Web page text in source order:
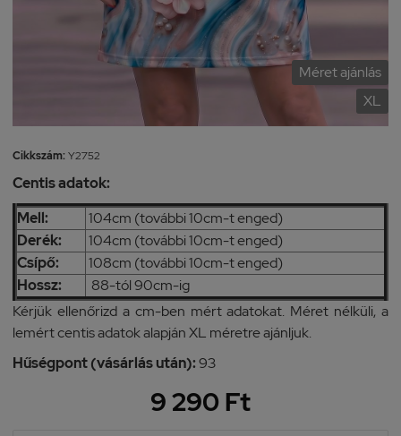
Méret ajánlás
XL
Cikkszám:Y2752
Centis adatok:
Mell:
104cm (további 10cm-t enged)
Derék:
104cm (további 10cm-t enged)
Csípő:
108cm (további 10cm-t enged)
Hossz:
88-tól 90cm-ig
Kérjük ellenőrizd a cm-ben mért adatokat. Méret nélküli, a
lemért centis adatok alapján XL méretre ajánljuk.
Hűségpont (vásárlás után):93
9 290 Ft